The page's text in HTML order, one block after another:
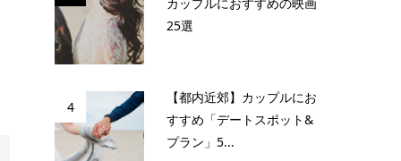
25選
4
【都内近郊】カップルにお
すすめ「デートスポット&
プラン」5...